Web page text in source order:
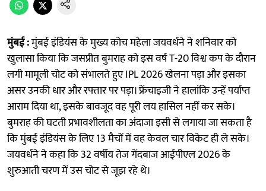
मुंबई :मुंबई इंडियंस के मुख्य कोच महेला जयवर्धने ने शनिवार को
खुलासा किया कि जसप्रीत बुमराह को इस वर्ष T-20 विश्व कप के दौरान
लगी मामूली चोट को संभालते हुए IPL 2026 खेलना पड़ा और इसका
असर उनकी धार और रफ्तार पर पड़ा। फ्रेंचाइजी ने हालांकि उन्हें पर्याप्त
आराम दिया था, इसके बावजूद वह पूरी लय हासिल नहीं कर सके।
बुमराह की घटती प्रभावशीलता का अंदाजा इसी से लगाया जा सकता है
कि मुंबई इंडियंस के लिए 13 मैचों में वह केवल चार विकेट ही ले सके।
जयवर्धने ने कहा कि 32 वर्षीय तेज गेंदबाज आईपीएल 2026 के
शुरुआती चरण में उस चोट से जूझ रहे थे।